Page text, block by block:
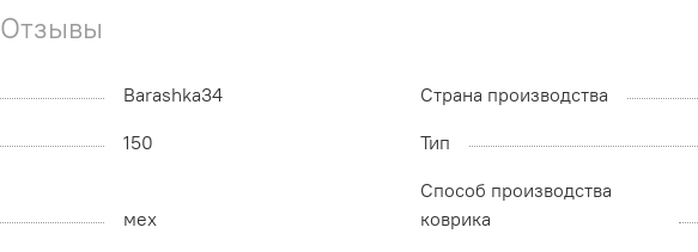
Отзывы
Barashka34 Страна производства
150 Тип
мех
Способ производства
коврика